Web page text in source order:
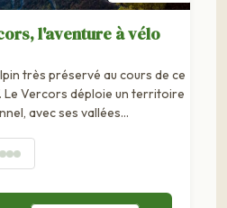
l'aventure à vélo
très préservé au cours de ce
Le Vercors déploie un territoire
avec ses vallées